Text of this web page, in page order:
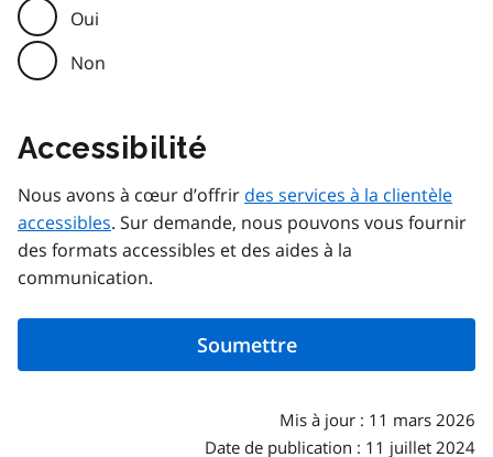
Oui
Non
Accessibilité
Nous avons à cœur d’offrir des services à la clientèle
accessibles. Sur demande, nous pouvons vous fournir
des formats accessibles et des aides à la
communication.
Mis à jour : 11 mars 2026
Date de publication : 11 juillet 2024